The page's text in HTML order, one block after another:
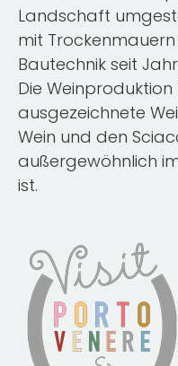
Landschaft
mit
Bautechnik seit
Die
ausgezeichnete
Wein und den
außergewöhnlich
ist.